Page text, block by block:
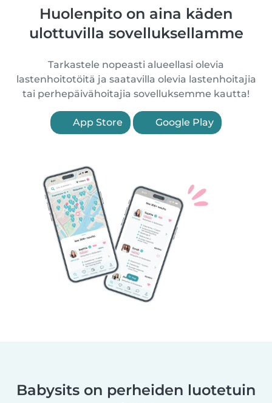
Huolenpito on aina käden
ulottuvilla sovelluksellamme
Tarkastele nopeasti alueellasi olevia
lastenhoitotöitä ja saatavilla olevia lastenhoitajia
tai perhepäivähoitajia sovelluksemme kautta!
App Store Google Play
Babysits on perheiden luotetuin